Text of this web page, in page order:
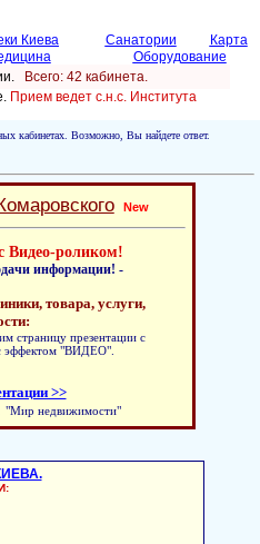
Киева Санатории
Карта
Оборудование
Всего: 42 кабинетa.
Прием ведет с.н.с. Института
кабинетах. Возможно, Вы найдете ответ.
New
Видео-роликом!
информации! -
товара, услуги,
страницу презентации с
эффектом "ВИДЕО".
>>
"Мир недвижимости"